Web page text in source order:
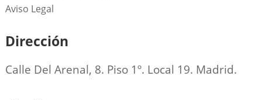
Aviso Legal
Dirección
Calle Del Arenal, 8. Piso 1º. Local 19. Madrid.